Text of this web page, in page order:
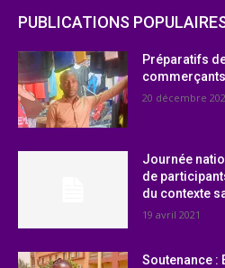
PUBLICATIONS
Préparatifs
20 décembre
Journée
de
du contexte
19 avril 2021
Soutenance :